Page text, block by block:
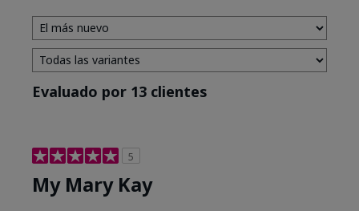
Evaluado por 13 clientes
5
My Mary Kay